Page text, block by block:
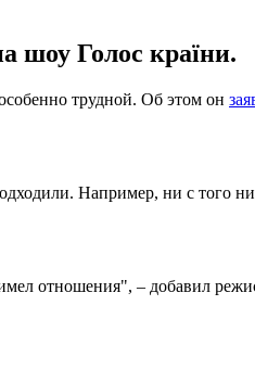
шоу Голос країни.
трудной. Об этом он
Например, ни с того
отношения", – добавил